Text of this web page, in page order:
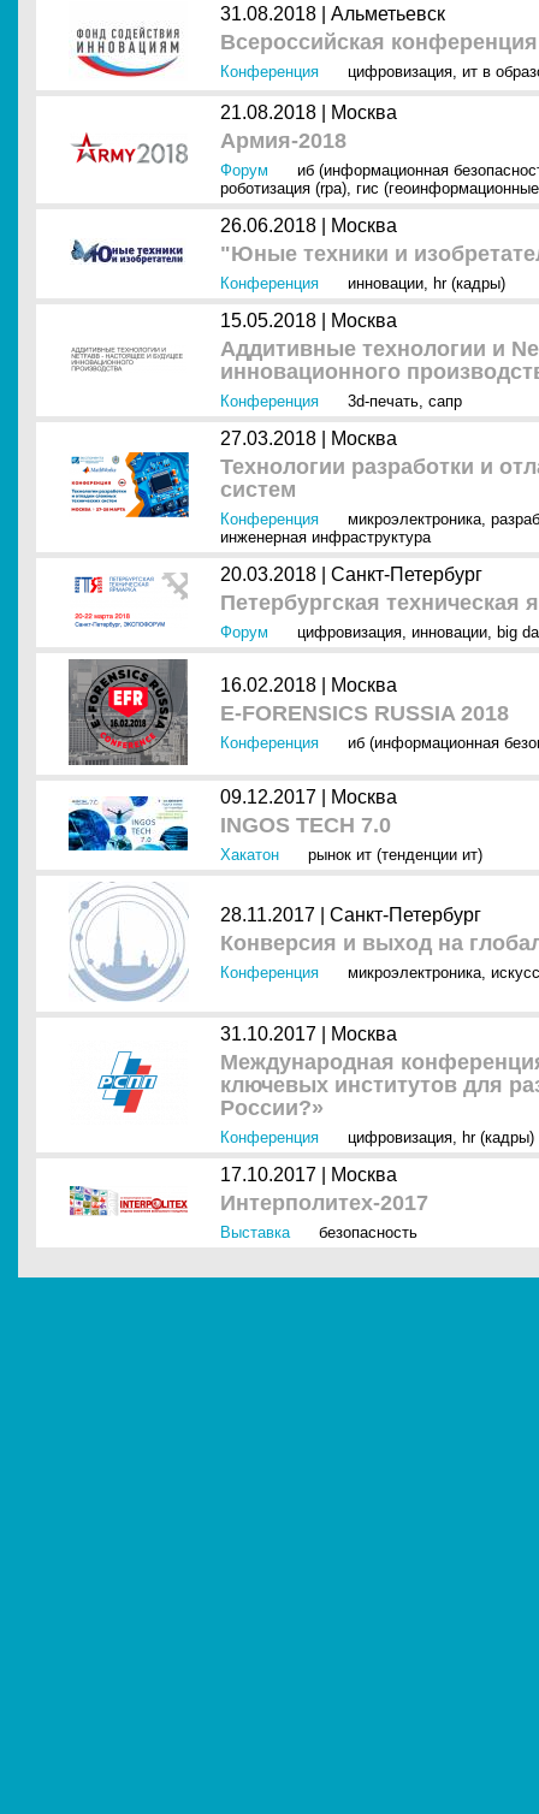
31.08.2018 | Альметьевск
Всероссийская
Конференция цифровизация, ит в
21.08.2018 | Москва
Армия-2018
Форум
иб (информационная
роботизация (rpa), гис
26.06.2018 | Москва
"Юные техники и
Конференция инновации, hr (кадры)
15.05.2018 | Москва
Аддитивные технологии и
инновационного
Конференция 3d-печать, сапр
27.03.2018 | Москва
Технологии разработки и
систем
Конференция микроэлектроника,
инженерная инфраструктура
20.03.2018 | Санкт-Петербург
Петербургская техническая
Форум цифровизация, инновации, big
16.02.2018 | Москва
E-FORENSICS RUSSIA 2018
Конференция иб (информационная
09.12.2017 | Москва
INGOS TECH 7.0
Хакатон рынок ит (тенденции ит)
28.11.2017 | Санкт-Петербург
Конверсия и выход на
Конференция микроэлектроника,
31.10.2017 | Москва
Международная
ключевых институтов для
России?»
Конференция цифровизация, hr (кадры)
17.10.2017 | Москва
Интерполитех-2017
Выставка безопасность